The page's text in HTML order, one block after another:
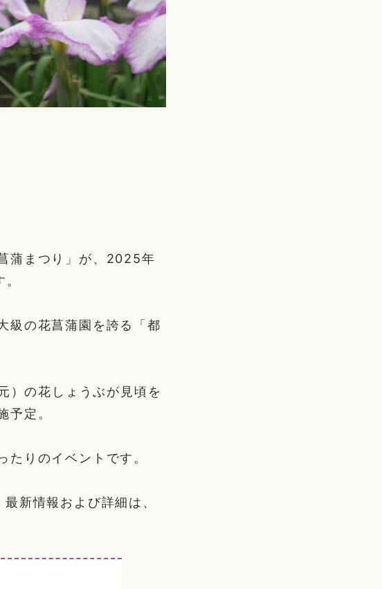
蒲まつり」が、2025年
級の花菖蒲園を誇る「都
の花しょうぶが見頃を
予定。
たりのイベントです。
新情報および詳細は、